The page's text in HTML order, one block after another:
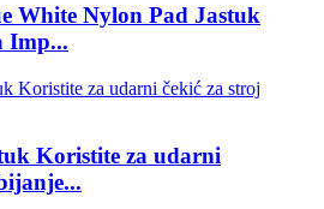
White Nylon Pad Jastuk
Imp...
Koristite za udarni